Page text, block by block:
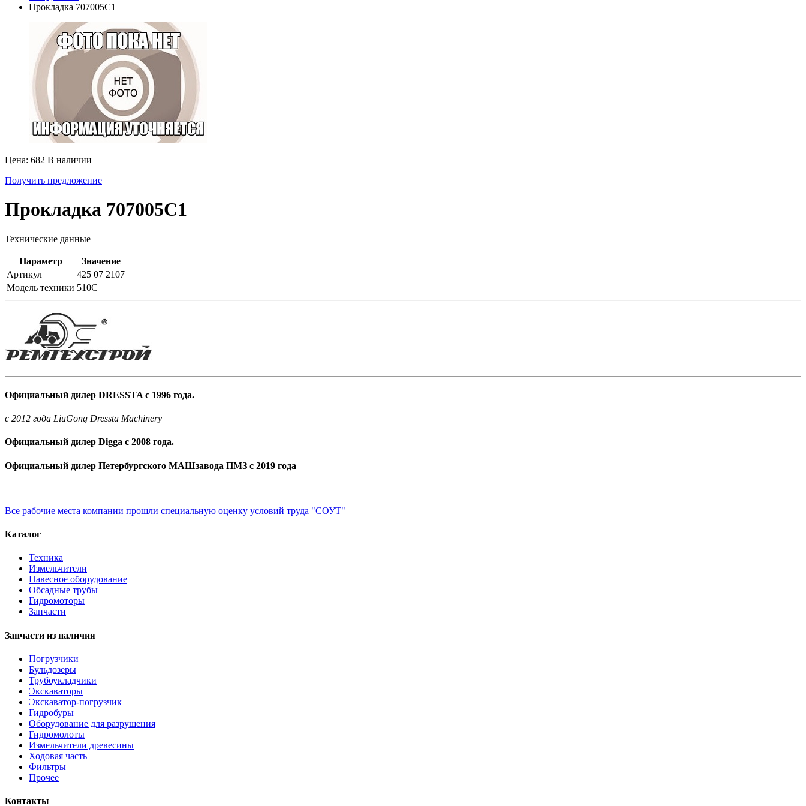
Прокладка 707005С1
Цена: 682 В наличии
Получить предложение
Прокладка 707005С1
Технические данные
Параметр
Значение
Артикул
425 07 2107
Модель техники 510С
Официальный дилер DRESSTA с 1996 года.
c 2012 года LiuGong Dressta Machinery
Официальный дилер Digga с 2008 года.
Официальный дилер Петербургского МАШзавода ПМЗ с 2019 года
Все рабочие места компании прошли специальную оценку условий труда "СОУТ"
Каталог
Техника
Измельчители
Навесное оборудование
Обсадные трубы
Гидромоторы
Запчасти
Запчасти из наличия
Погрузчики
Бульдозеры
Трубоукладчики
Экскаваторы
Экскаватор-погрузчик
Гидробуры
Оборудование для разрушения
Гидромолоты
Измельчители древесины
Ходовая часть
Фильтры
Прочее
Контакты